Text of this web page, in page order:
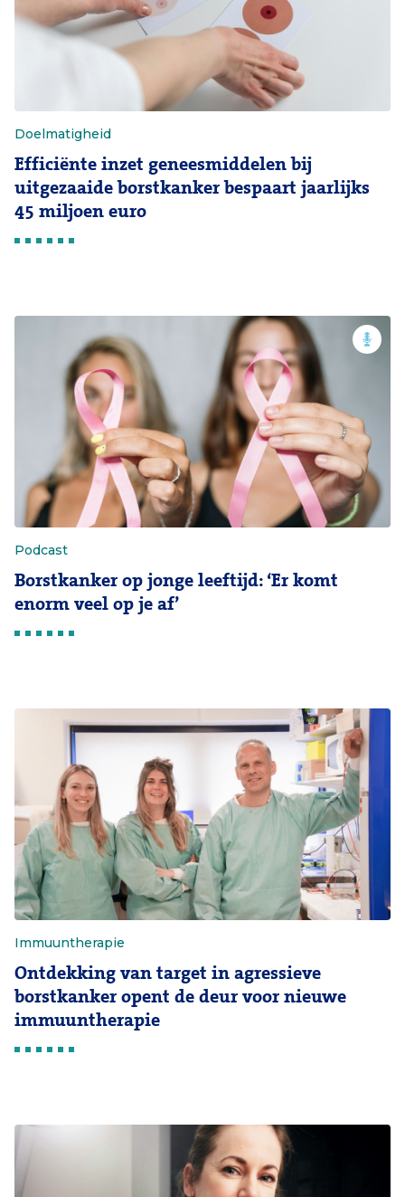
Doelmatigheid
Efficiënte inzet geneesmiddelen bij
uitgezaaide borstkanker bespaart jaarlijks
45 miljoen euro
Podcast
Borstkanker op jonge leeftijd: ‘Er komt
enorm veel op je af’
Immuuntherapie
Ontdekking van target in agressieve
borstkanker opent de deur voor nieuwe
immuuntherapie